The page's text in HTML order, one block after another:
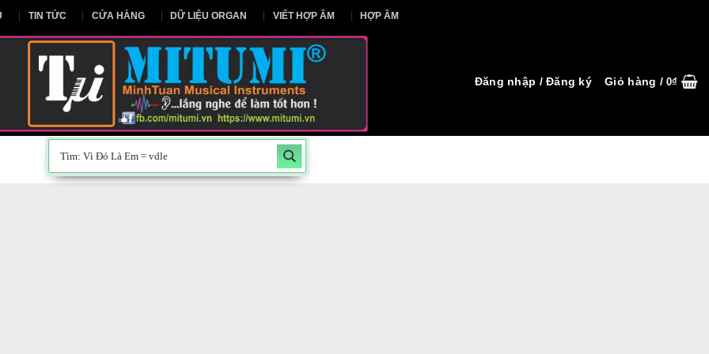
CHỦ TIN TỨC CỬA HÀNG DỮ LIỆU ORGAN VIẾT HỢP ÂM
Đăng nhập / Đăng ký